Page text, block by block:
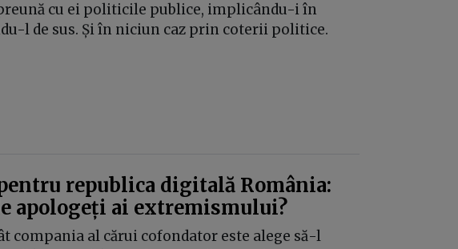
cu ei politicile publice, implicându-i în
l de sus. Și în niciun caz prin coterii politice.
republica digitală România:
apologeți ai extremismului?
compania al cărui cofondator este alege să-l